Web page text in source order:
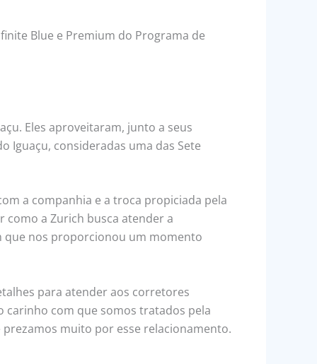
Blue e Premium do Programa de
Eles aproveitaram, junto a seus
Iguaçu, consideradas uma das Sete
a companhia e a troca propiciada pela
como a Zurich busca atender a
que nos proporcionou um momento
para atender aos corretores
carinho com que somos tratados pela
muito por esse relacionamento.